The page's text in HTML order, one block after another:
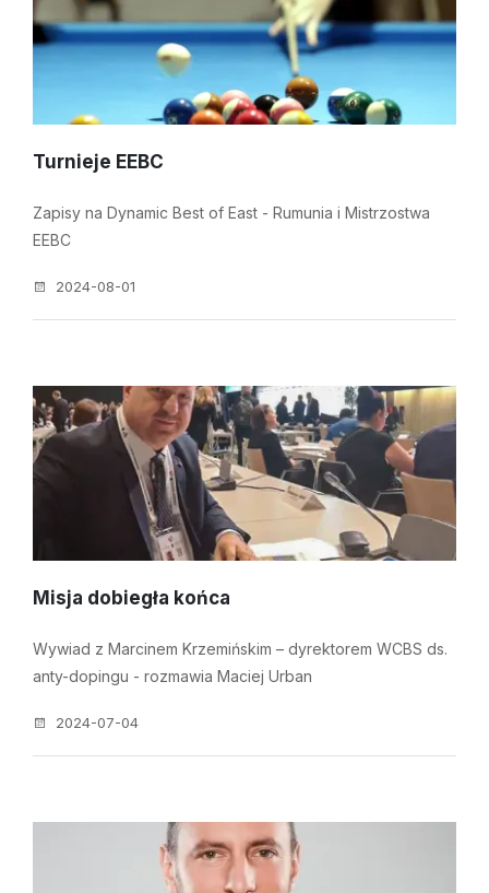
Turnieje EEBC
Zapisy na Dynamic Best of East - Rumunia i Mistrzostwa
EEBC
2024-08-01
Misja dobiegła końca
Wywiad z Marcinem Krzemińskim – dyrektorem WCBS ds.
anty-dopingu - rozmawia Maciej Urban
2024-07-04